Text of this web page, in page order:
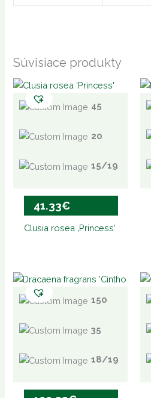
Súvisiace produkty
45
20
15/19
41.33€
Clusia rosea ‚Princess‘
150
35
18/19